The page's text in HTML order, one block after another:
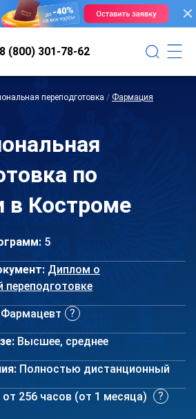
8 (800) 301-78-62
переподготовка / Фармация
по
в Костроме
5
Диплом о
переподготовке
Фармацевт
Высшее, среднее
Полностью дистанционный
от 256 часов (от 1 месяца)